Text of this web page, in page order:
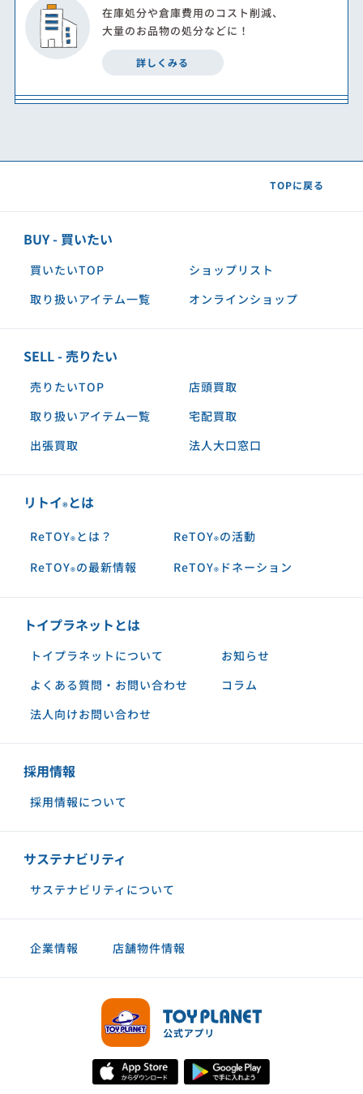
在庫処分や倉庫費用のコスト削減、
大量のお品物の処分などに！
詳しくみる
TOPに戻る
BUY - 買いたい
買いたいTOP
ショップリスト
取り扱いアイテム一覧
オンラインショップ
SELL - 売りたい
売りたいTOP
店頭買取
取り扱いアイテム一覧
宅配買取
出張買取
法人大口窓口
リトイ®︎とは
ReTOY®︎とは？ ReTOY®︎の活動
ReTOY®︎の最新情報 ReTOY®︎ ドネーション
トイプラネットとは
トイプラネットについて
お知らせ
よくある質問・お問い合わせ
コラム
法人向けお問い合わせ
採用情報
採用情報について
サステナビリティ
サステナビリティについて
企業情報 店舗物件情報